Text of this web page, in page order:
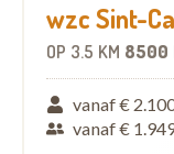
wzc Sint-
OP 3.5 KM 8500
vanaf €
vanaf €